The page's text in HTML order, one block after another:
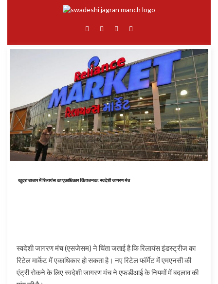
खुदरा बाजार में रिलायंस का एकाधिकार चिंताजनकः स्वदेशी जागरण मंच
स्वदेशी जागरण मंच (एसजेसम) ने चिंता जताई है कि रिलायंस इंडस्ट्रीज का
रिटेल मार्केट में एकाधिकार हो सकता है। नए रिटेल फॉर्मेट में एमएनसी की
एंट्री रोकने के लिए स्वदेशी जागरण मंच ने एफडीआई के नियमों में बदलाव की